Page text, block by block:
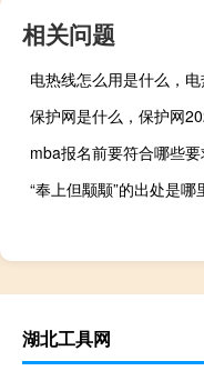
相关问题
mba报名前要符合哪些
“奉上但颙颙”的出处是哪
湖北工具网